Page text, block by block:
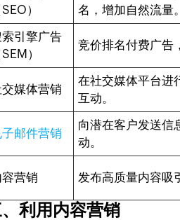
SEO）
名，增加自然流量。
引擎广告
SEM）
竞价排名付费广告
媒体营销
在社交媒体平台进
互动。
子邮件营销
向潜在客户发送信
动。
容营销 发布高质量内容吸
利用内容营销